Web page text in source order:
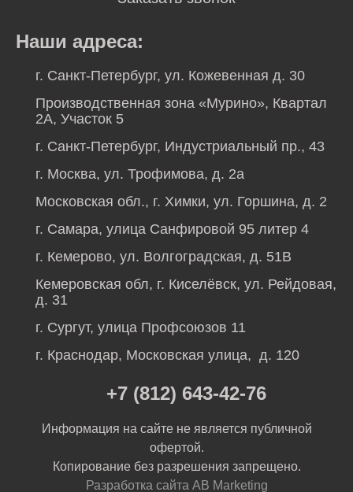
Наши адреса:
г. Санкт-Петербург, ул. Кожевенная д. 30
Производственная зона «Мурино», Квартал
2А, Участок 5
г. Санкт-Петербург, Индустриальный пр., 43
г. Москва, ул. Трофимова, д. 2а
Московская обл., г. Химки, ул. Горшина, д. 2
г. Самара, улица Санфировой 95 литер 4
г. Кемерово, ул. Волгоградская, д. 51В
Кемеровская обл, г. Киселёвск, ул. Рейдовая,
д. 31
г. Сургут, улица Профсоюзов 11
г. Краснодар, Московская улица, д. 120
+7 (812) 643-42-76
Информация на сайте не является публичной
офертой.
Копирование без разрешения запрещено.
Разработка сайта AB Marketing